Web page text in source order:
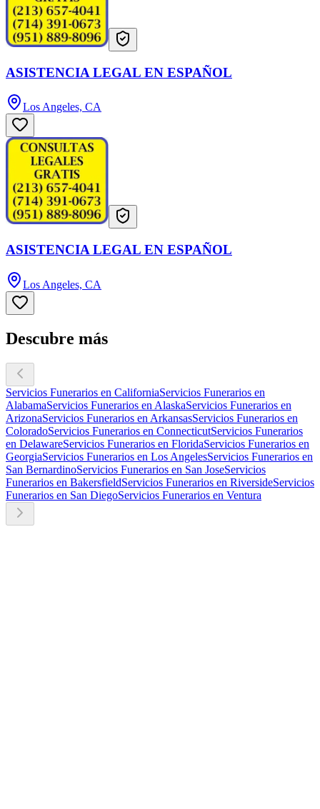
ASISTENCIA LEGAL EN ESPAÑOL
Los Angeles, CA
ASISTENCIA LEGAL EN ESPAÑOL
Los Angeles, CA
Descubre más
Servicios Funerarios en CaliforniaServicios Funerarios en
AlabamaServicios Funerarios en AlaskaServicios Funerarios en
ArizonaServicios Funerarios en ArkansasServicios Funerarios en
ColoradoServicios Funerarios en ConnecticutServicios Funerarios
en DelawareServicios Funerarios en FloridaServicios Funerarios en
GeorgiaServicios Funerarios en Los AngelesServicios Funerarios en
San BernardinoServicios Funerarios en San JoseServicios
Funerarios en BakersfieldServicios Funerarios en RiversideServicios
Funerarios en San DiegoServicios Funerarios en Ventura